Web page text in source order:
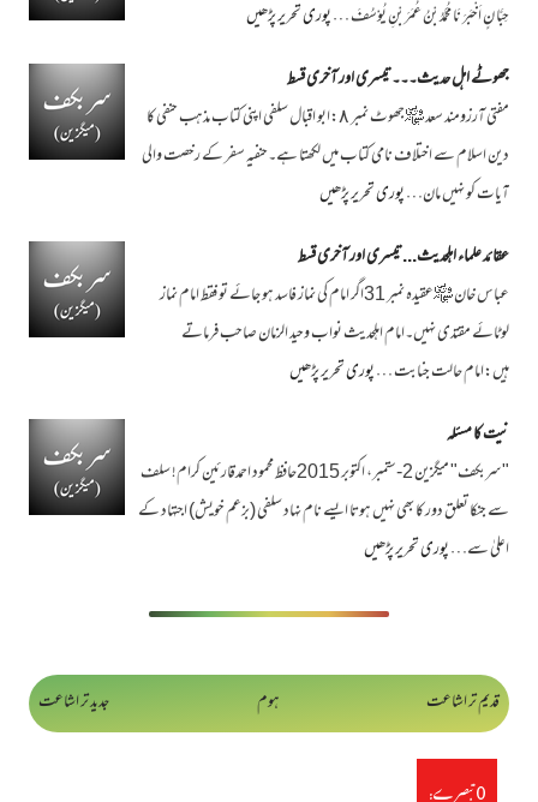
حِبَّا نٍ اَخْبَرَ نَا مُحَمَّدُ بْنُ عُمَرَ بْنِ یُوْسُفَ …پوری تحریر پڑھیں
جھوٹے اہل حدیث۔۔۔تیسری اور آخری قسط
مفتی آرزومند سعد ﷾جھوٹ نمبر ٨:ابو اقبال سلفی اپنی کتاب مذہب حنفی کا
دین اسلام سے اختلاف نامی کتاب میں لکھتا ہے۔حنفیہ سفر کے رخصت والی
آیات کو نہیں مان…پوری تحریر پڑھیں
عقائد علماء اہلحدیث...تیسری اور آخری قسط
عباس خان ﷾عقیدہ نمبر 31اگر امام کی نماز فاسد ہو جائے تو فقط امام نماز
لوٹائے مقتدی نہیں۔امام اہلحدیث نواب وحید الزمان صاحب فرماتے
ہیں:امام حالت جنابت …پوری تحریر پڑھیں
نیت کا مسئلہ
"سربکف" میگزین 2-ستمبر، اکتوبر 2015حافظ محمود احمدقارئین کرام! سلف
سے جنکا تعلق دور کا بھی نہیں ہوتا ایسے نام نہاد سلفی (بزعم خویش) اجتہاد کے
اعلیٰ سے…پوری تحریر پڑھیں
جدید تر اشاعت قدیم تر اشاعت ہوم
0 تبصرے: